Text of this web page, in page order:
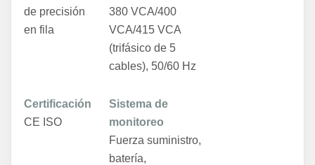
de precisión
en fila
380 VCA/400
VCA/415 VCA
(trifásico de 5
cables), 50/60 Hz
Certificación
CE ISO
Sistema de
monitoreo
Fuerza suministro,
batería,